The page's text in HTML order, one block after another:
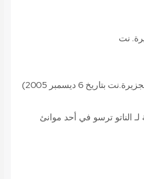
نت
بتاريخ 6 ديسمبر 2005)
لـ الناتو ترسو في أحد موانئ